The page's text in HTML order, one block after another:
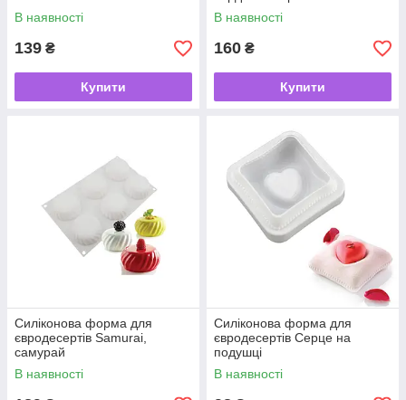
В наявності
139 ₴
Купити
В наявності
160 ₴
Купити
Силіконова форма для
євродесертів Samurai,
самурай
В наявності
Силіконова форма для
євродесертів Серце на
подушці
В наявності